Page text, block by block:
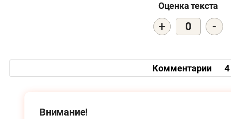
Оценка текста
+ 0 -
Комментарии 4
Внимание!